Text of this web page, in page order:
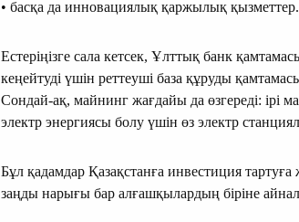
• басқа да инновациялық қаржылық қызметтер.
Естеріңізге сала кетсек, Ұлттық банк
кеңейтуді үшін реттеуші база құруды
Сондай-ақ, майнинг жағдайы да өзгереді: ірі
электр энергиясы болу үшін өз электр
Бұл қадамдар Қазақстанға инвестиция
заңды нарығы бар алғашқылардың біріне